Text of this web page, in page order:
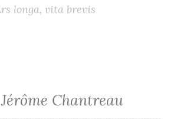
longa, vita brevis
Jérôme Chantreau